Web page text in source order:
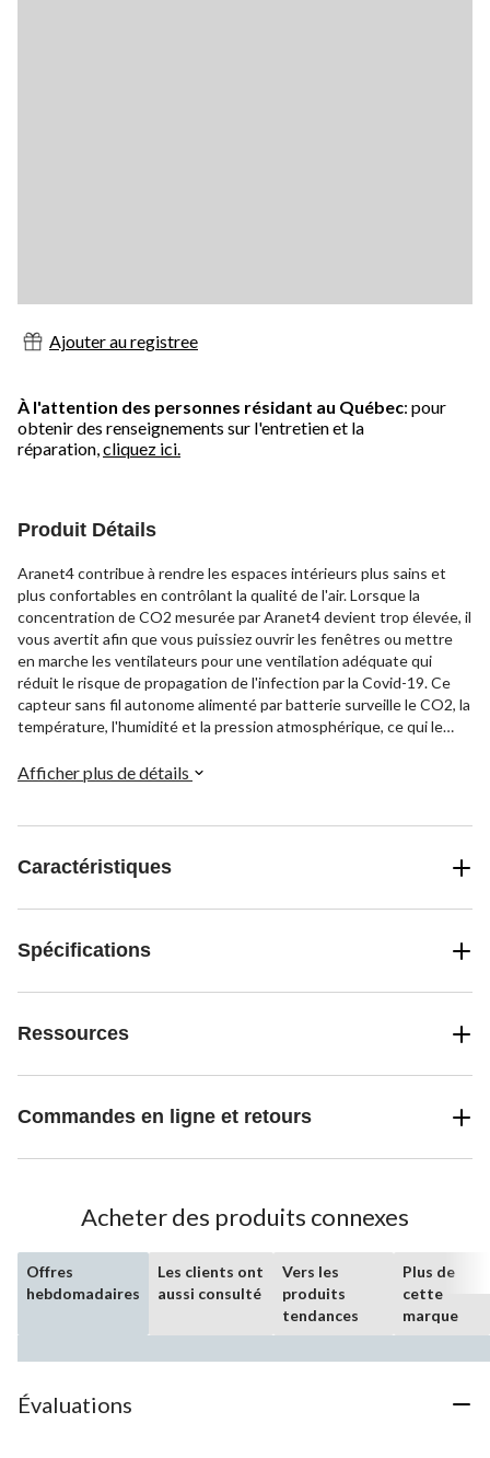
Ajouter au registree
À l'attention des personnes résidant au Québec: pour
obtenir des renseignements sur l'entretien et la
réparation,cliquez ici.
Produit Détails
Aranet4 contribue à rendre les espaces intérieurs plus sains et
plus confortables en contrôlant la qualité de l'air. Lorsque la
concentration de CO2 mesurée par Aranet4 devient trop élevée, il
vous avertit afin que vous puissiez ouvrir les fenêtres ou mettre
en marche les ventilateurs pour une ventilation adéquate qui
réduit le risque de propagation de l'infection par la Covid-19. Ce
capteur sans fil autonome alimenté par batterie surveille le CO2, la
température, l'humidité et la pression atmosphérique, ce qui le
d'autres environnements intérieurs. L'installation est simple et
n'a jamais été aussi simple.
Afficher plus de détails
Caractéristiques
Spécifications
Ressources
Commandes en ligne et retours
Acheter des produits connexes
Offres
hebdomadaires
Les clients ont
aussi consulté
Vers les
produits
tendances
Plus de
cette
marque
Évaluations